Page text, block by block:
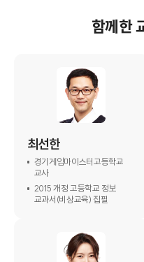
함께한
최선한
경기게임마이스터고등학교
교사
2015 개정 고등학교 정보
교과서(비상교육) 집필